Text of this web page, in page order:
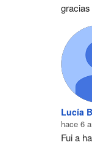
gracias
Lucía
hace 6
Fui a